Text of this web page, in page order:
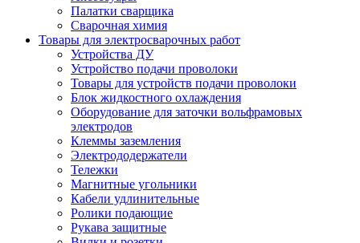
Палатки сварщика
Сварочная химия
Товары для электросварочных работ
Устройства ДУ
Устройство подачи проволоки
Товары для устройств подачи проволоки
Блок жидкостного охлаждения
Оборудование для заточки вольфрамовых
электродов
Клеммы заземления
Электрододержатели
Тележки
Магнитные угольники
Кабели удлинительные
Ролики подающие
Рукава защитные